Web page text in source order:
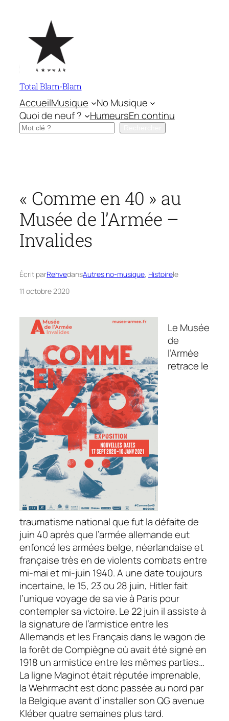
contenu
Total Blam-Blam
AccueilMusique
No Musique
Quoi de neuf ?
HumeursEn continu
Rechercher
« Comme en 40 » au
Musée de l’Armée –
Invalides
Écrit parRehvedansAutres no-musique, Histoirele
11 octobre 2020
Le Musée
de
l’Armée
retrace le
traumatisme national que fut la défaite de
juin 40 après que l’armée allemande eut
enfoncé les armées belge, néerlandaise et
française très en de violents combats entre
mi-mai et mi-juin 1940. A une date toujours
incertaine, le 15, 23 ou 28 juin, Hitler fait
l’unique voyage de sa vie à Paris pour
contempler sa victoire. Le 22 juin il assiste à
la signature de l’armistice entre les
Allemands et les Français dans le wagon de
la forêt de Compiègne où avait été signé en
1918 un armistice entre les mêmes parties…
La ligne Maginot était réputée imprenable,
la Wehrmacht est donc passée au nord par
la Belgique avant d’installer son QG avenue
Kléber quatre semaines plus tard.